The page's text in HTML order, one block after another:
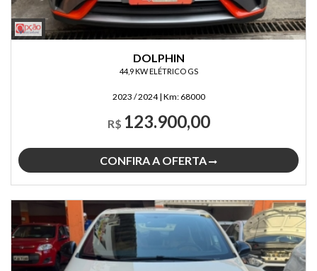
DOLPHIN
44,9 KW ELÉTRICO GS
2023 / 2024| Km: 68000
R$ 123.900,00
CONFIRA A OFERTA